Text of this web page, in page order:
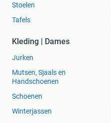
Stoelen
Tafels
Kleding | Dames
Jurken
Mutsen, Sjaals en
Handschoenen
Schoenen
Winterjassen